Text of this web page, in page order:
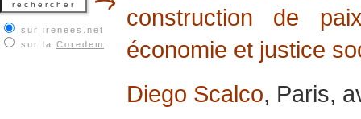
sur irenees.net
sur la Coredem
construction de
économie et justice
Diego Scalco, Paris,